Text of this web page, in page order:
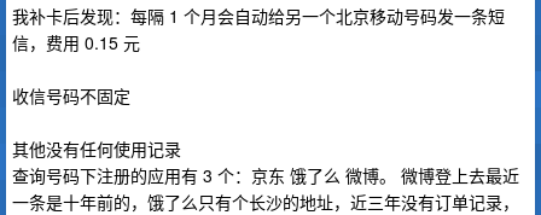
我补卡后发现：每隔 1 个月会自动给另一个北京移动号码发一条短
信，费用 0.15 元
收信号码不固定
其他没有任何使用记录
查询号码下注册的应用有 3 个：京东 饿了么 微博。 微博登上去最近
一条是十年前的，饿了么只有个长沙的地址，近三年没有订单记录，